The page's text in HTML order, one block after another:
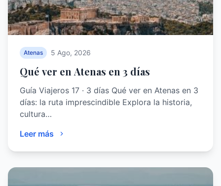
Atenas 5 Ago, 2026
Qué ver en Atenas en 3 días
Guía Viajeros 17 · 3 días Qué ver en Atenas en 3
días: la ruta imprescindible Explora la historia,
cultura…
Leer más